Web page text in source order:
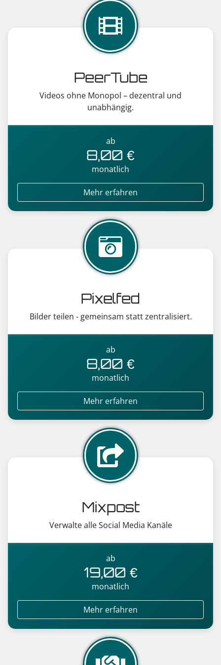
PeerTube
Videos ohne Monopol – dezentral und
unabhängig.
ab
8,00 €
monatlich
Mehr erfahren
Pixelfed
Bilder teilen - gemeinsam statt zentralisiert.
ab
8,00 €
monatlich
Mehr erfahren
Mixpost
Verwalte alle Social Media Kanäle
ab
19,00 €
monatlich
Mehr erfahren